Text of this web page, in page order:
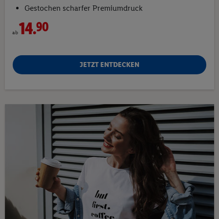
Gestochen scharfer Premiumdruck
ab14.90
JETZT ENTDECKEN